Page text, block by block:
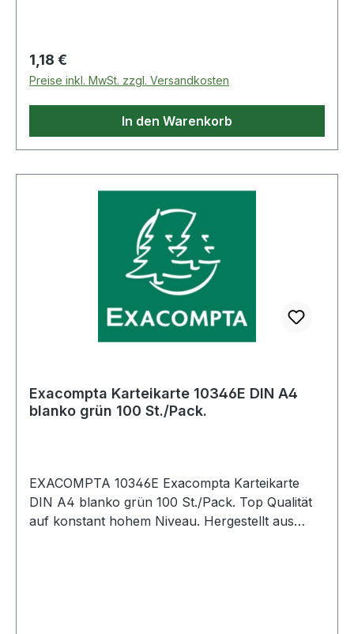
Regulärer Preis:
1,18 €
Preise inkl. MwSt. zzgl. Versandkosten
In den Warenkorb
Exacompta Karteikarte 10346E DIN A4
blanko grün 100 St./Pack.
EXACOMPTA 10346E Exacompta Karteikarte
DIN A4 blanko grün 100 St./Pack. Top Qualität
auf konstant hohem Niveau. Hergestellt aus